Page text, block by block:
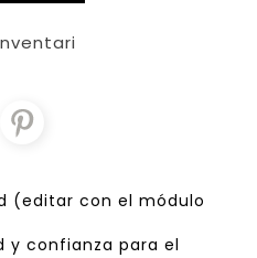
(editar con el módulo
y confianza para el